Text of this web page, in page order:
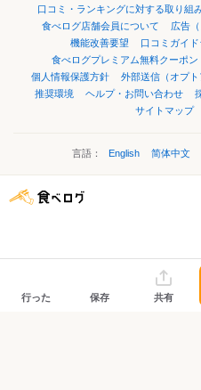
口コミ・ランキングに対する取り組
食べログ店舗会員について
広告
機能改善要望
口コミガイド
食べログプレミアム無料クーポン
個人情報保護方針
外部送信（オプト
推奨環境
ヘルプ・お問い合わせ
サイトマップ
言語： English 简体中文
行った 保存 共有